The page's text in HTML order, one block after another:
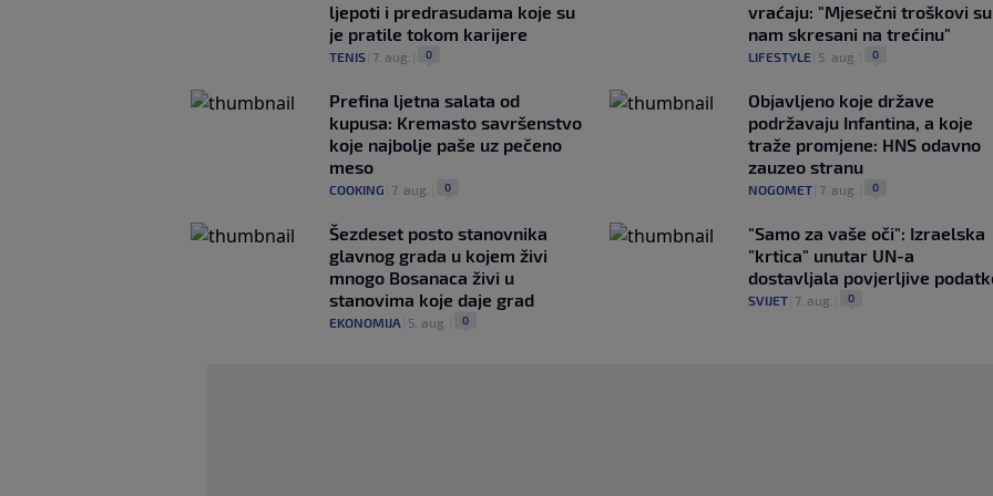
ljepoti i predrasudama koje su
je pratile tokom karijere
TENIS 7. aug. 0
vraćaju: "Mjesečni troškovi su
nam skresani na trećinu"
LIFESTYLE| 5. aug. 0
Prefina ljetna salata od
kupusa: Kremasto savršenstvo
koje najbolje paše uz pečeno
meso
COOKING 7. aug. 0
Objavljeno koje države
podržavaju Infantina, a koje
traže promjene: HNS odavno
zauzeo stranu
NOGOMET| 7. aug. 0
Šezdeset posto stanovnika
glavnog grada u kojem živi
mnogo Bosanaca živi u
stanovima koje daje grad
EKONOMIJA 5. aug. 0
"Samo za vaše oči": Izraelska
"krtica" unutar UN-a
dostavljala povjerljive
SVIJET| 7. aug. 0